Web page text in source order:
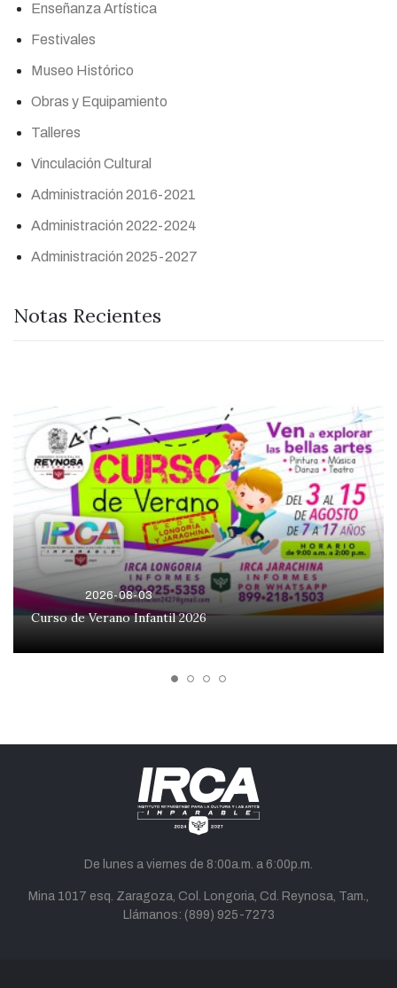
Enseñanza Artística
Festivales
Museo Histórico
Obras y Equipamiento
Talleres
Vinculación Cultural
Administración 2016-2021
Administración 2022-2024
Administración 2025-2027
Notas Recientes
2026-08-03
Curso de Verano Infantil 2026
De lunes a viernes de 8:00a.m. a 6:00p.m.
Mina 1017 esq. Zaragoza, Col. Longoria, Cd. Reynosa, Tam.,
Llámanos: (899) 925-7273